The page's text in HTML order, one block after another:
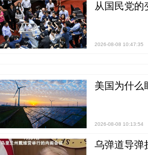
从国民党的
2026-08-08 10:47:35
美国为什么
2026-08-08 10:13:54
乌弹道导弹